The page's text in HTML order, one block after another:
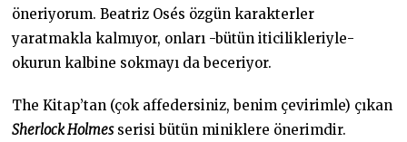
öneriyorum. Beatriz Osés özgün karakterler
yaratmakla kalmıyor, onları -bütün iticilikleriyle-
okurun kalbine sokmayı da beceriyor.
The Kitap’tan (çok affedersiniz, benim çevirimle) çıkan
Sherlock Holmesserisi bütün miniklere önerimdir.